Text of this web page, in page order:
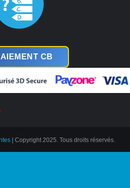
CB
| Copyright 2025. Tous droits réservés.